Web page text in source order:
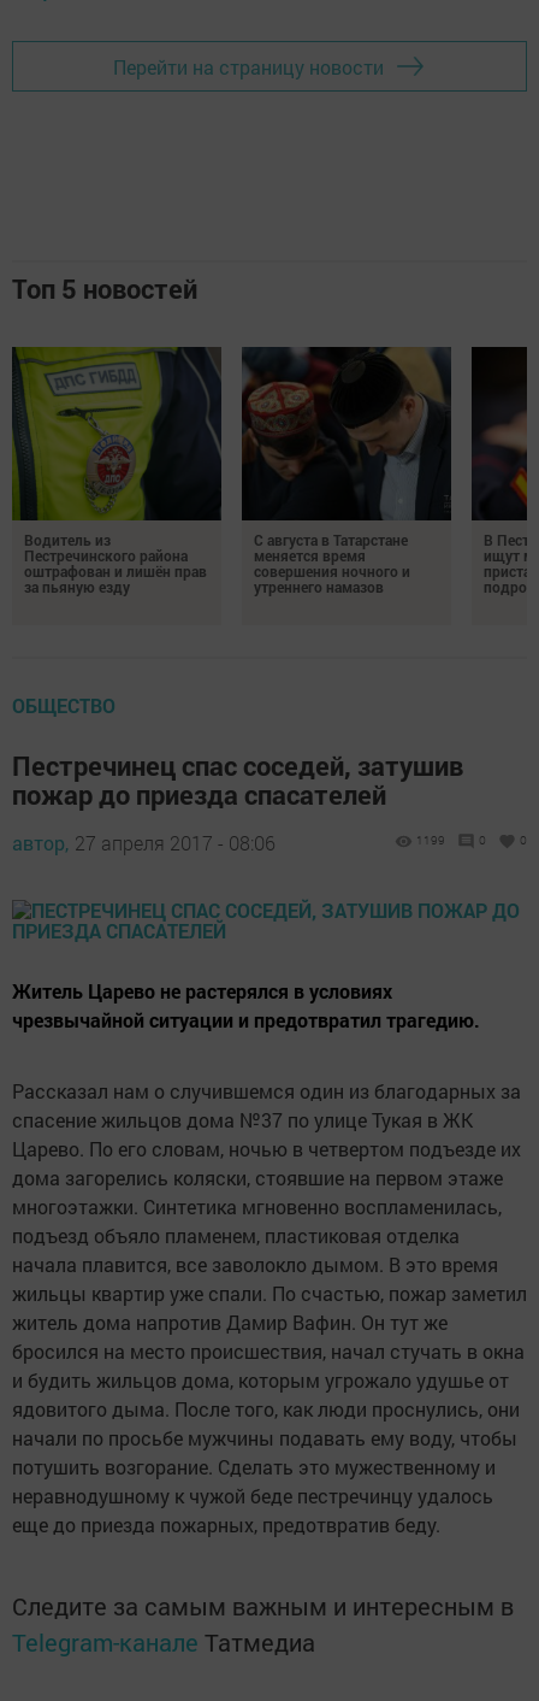
Перейти на страницу новости
Топ 5 новостей
Водитель из
Пестречинского района
оштрафован и лишён прав
за пьяную езду
С августа в Татарстане
меняется время
совершения ночного и
утреннего намазов
В
ищут
ОБЩЕСТВО
Пестречинец спас соседей, затушив
пожар до приезда спасателей
автор, 27 апреля 2017 - 08:06 1199 0 0
Житель Царево не растерялся в условиях
чрезвычайной ситуации и предотвратил трагедию.
Рассказал нам о случившемся один из благодарных за
спасение жильцов дома №37 по улице Тукая в ЖК
Царево. По его словам, ночью в четвертом подъезде их
дома загорелись коляски, стоявшие на первом этаже
многоэтажки. Синтетика мгновенно воспламенилась,
подъезд объяло пламенем, пластиковая отделка
начала плавится, все заволокло дымом. В это время
жильцы квартир уже спали. По счастью, пожар заметил
житель дома напротив Дамир Вафин. Он тут же
бросился на место происшествия, начал стучать в окна
и будить жильцов дома, которым угрожало удушье от
ядовитого дыма. После того, как люди проснулись, они
начали по просьбе мужчины подавать ему воду, чтобы
потушить возгорание. Сделать это мужественному и
неравнодушному к чужой беде пестречинцу удалось
еще до приезда пожарных, предотвратив беду.
Следите за самым важным и интересным в
Telegram-канале Татмедиа